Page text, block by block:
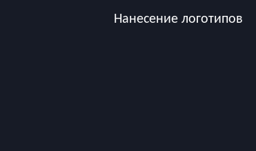
Нанесение логотипов